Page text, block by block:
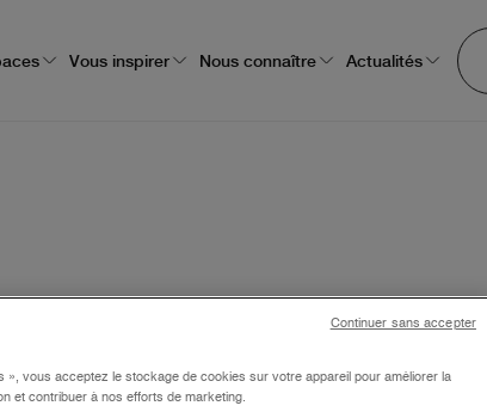
Vous inspirer Nous connaître Actualités
», vous acceptez le stockage de cookies sur votre appareil pour améliorer la
et contribuer à nos efforts de marketing.
Continuer sans accepter